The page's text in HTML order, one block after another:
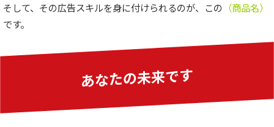
そして、その広告スキルを身に付けられるのが、この （商品名）
です。
あなたの未来です